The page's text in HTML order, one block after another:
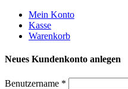
Weiter
zum
Inhalt
Mein Konto
Kasse
Warenkorb
Neues Kundenkonto anlegen
Benutzername *